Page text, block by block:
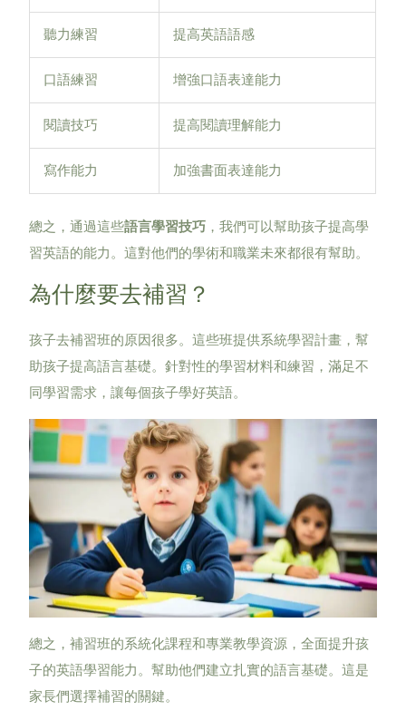
聽力練習 提高英語語感
口語練習 增強口語表達能力
閱讀技巧 提高閱讀理解能力
寫作能力 加強書面表達能力
總之，通過這些語言學習技巧 ，我們可以幫助孩子提高學
習英語的能力。這對他們的學術和職業未來都很有幫助。
為什麼要去補習？
孩子去補習班的原因很多。這些班提供系統學習計畫，幫
助孩子提高語言基礎。針對性的學習材料和練習，滿足不
同學習需求，讓每個孩子學好英語。
總之，補習班的系統化課程和專業教學資源，全面提升孩
子的英語學習能力。幫助他們建立扎實的語言基礎。這是
家長們選擇補習的關鍵。